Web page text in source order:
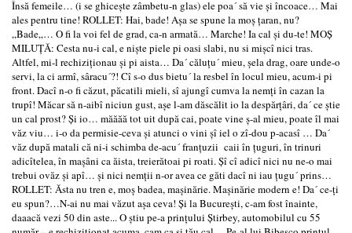
Însă femeile… (i se ghiceşte zâmbetu-n glas) ele poa´ să vie şi încoace… Mai
ales pentru tine! ROLLET: Hai, bade! Aşa se spune la moş ţaran, nu?
„Bade„… O fi la voi fel de grad, ca-n armată… Marche! Ia cal şi du-te! MOŞ
MILUŢĂ: Cesta nu-i cal, e nişte piele pi oasi slabi, nu si mişcî nici tras.
Altfel, mi-l rechiziţionau şi pi aista… Da´ căluţu´ mieu, şela drag, oare unde-o
servi, la ci armî, sâracu´?! Cî s-o dus bietu´ la resbel în locul mieu, acum-i pi
front. Dacî n-o fi căzut, păcatili mieli, sî ajungî cumva la nemţi în cazan la
trupî! Măcar să n-aibî niciun gust, aşe l-am dăscălit io la despărţâri, da´ ce ştie
un cal prost? Şi io… măăăă tot uit după cai, poate vine ş-al mieu, poate îl mai
văz viu… i-o da permisie-ceva şi atunci o vini şî iel o zî-dou p-acasî … Da´
văz după matali că ni-i schimba de-acu´ franţuzii caii în ţuguri, în trinuri
adicîtelea, în maşâni ca ăista, treierătoai pi roati. Şî cî adicî nici nu ne-o mai
trebui ovăz şi apî… şi nici nemţii n-or avea ce găti dacî ni iau ţugu´ prins…
ROLLET: Ăsta nu tren e, moş badea, maşinărie. Maşinărie modern e! Da´ ce-ţi
eu spun?…N-ai nu mai văzut aşa ceva! Şi la Bucureşti, c-am fost înainte,
daaacă vezi 50 din aste... O ştiu pe-a prinţului Ştirbey, automobilul cu 55